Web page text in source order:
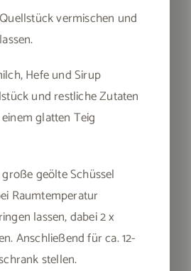
vermischen und
Hefe und Sirup
und restliche Zutaten
glatten Teig
geölte Schüssel
Raumtemperatur
lassen, dabei 2 x
Anschließend für ca. 12-
stellen.